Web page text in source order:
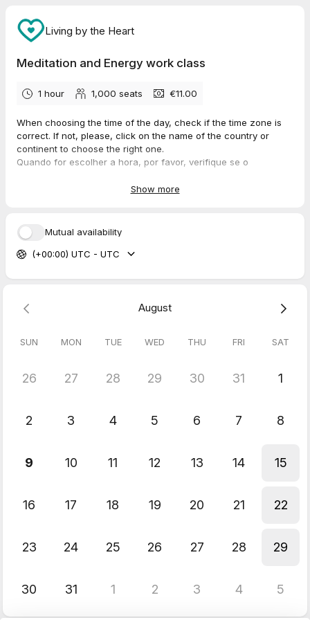
Living by the Heart
Meditation and Energy work class
1 hour 1,000 seats €11.00
When choosing the time of the day, check if the time zone is
correct. If not, please, click on the name of the country or
continent to choose the right one.
Quando for escolher a hora, por favor, verifique se o
horário. Se não correponder, clique no nome do país ou
Show more
Mutual availability
(+00:00) UTC - UTC
August
SUN MON TUE WED THU FRI SAT
26 27 28 29 30 31 1
2 3 4 5 6 7 8
9 10 11 12 13 14 15
16 17 18 19 20 21 22
23 24 25 26 27 28 29
30 31 1 2 3 4 5